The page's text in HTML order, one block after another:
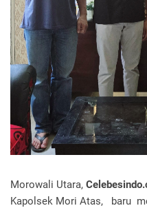
Morowali Utara,
Kapolsek Mori Atas, baru